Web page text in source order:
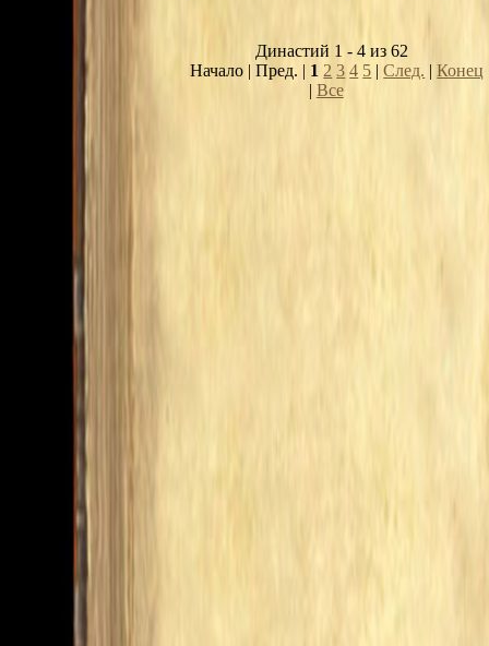
Династий 1 - 4 из 62
Начало | Пред. | 1 2 3 4 5 |След. |Конец
| Все